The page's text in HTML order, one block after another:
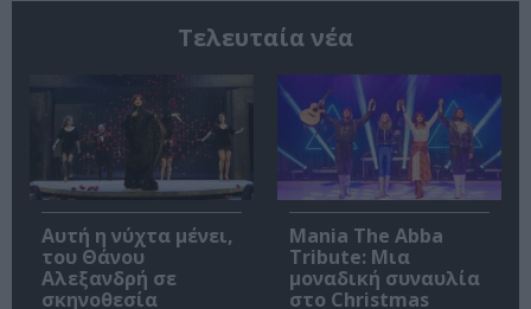
Τελευταία νέα
Αυτή η νύχτα μένει,
του Θάνου
Αλεξανδρή σε
σκηνοθεσία
Mania The Abba
Tribute: Μια
μοναδική συναυλία
στο Christmas